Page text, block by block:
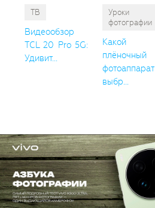
ТВ
Видеообзор
TCL 20 Pro 5G:
Удивит...
Уроки
фотографии
Какой
плёночный
фотоаппарат
выбр...